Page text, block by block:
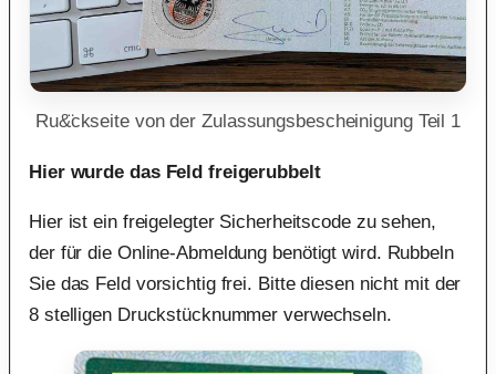
Ru&̈ckseite von der Zulassungsbescheinigung Teil 1
Hier wurde das Feld freigerubbelt
Hier ist ein freigelegter Sicherheitscode zu sehen,
der für die Online-Abmeldung benötigt wird. Rubbeln
Sie das Feld vorsichtig frei. Bitte diesen nicht mit der
8 stelligen Druckstücknummer verwechseln.